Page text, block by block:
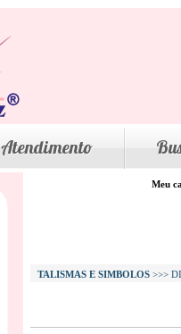
Atendimento
Meu
TALISMAS E SIMBOLOS>>>